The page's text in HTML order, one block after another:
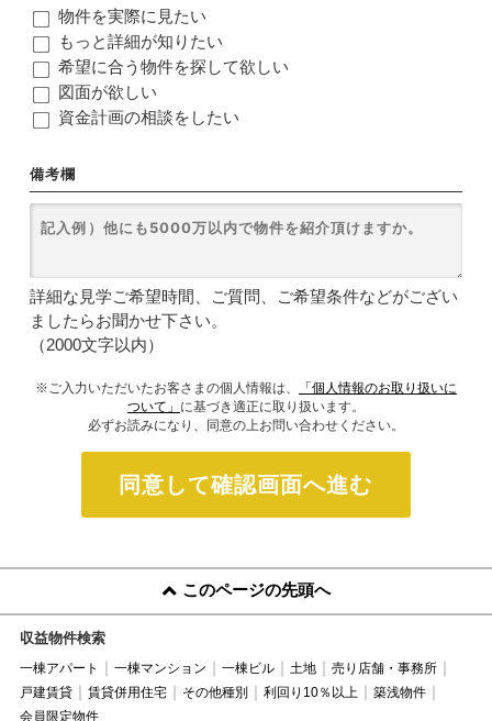
物件を実際に見たい
もっと詳細が知りたい
希望に合う物件を探して欲しい
図面が欲しい
資金計画の相談をしたい
備考欄
詳細な見学ご希望時間、ご質問、ご希望条件などがござい
ましたらお聞かせ下さい。
（2000文字以内）
※ご入力いただいたお客さまの個人情報は、
「個人情報のお取り扱いに
ついて」 に基づき適正に取り扱います。
必ずお読みになり、同意の上お問い合わせください。
同意して確認画面へ進む
このページの先頭へ
収益物件検索
一棟アパート 一棟マンション 一棟ビル 土地
売り店舗・事務所
戸建賃貸
賃貸併用住宅 その他種別 利回り10％以上
築浅物件
会員限定物件